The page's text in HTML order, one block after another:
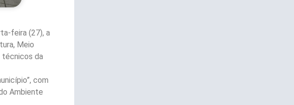
feira (27), a
Meio
técnicos da
com
Ambiente